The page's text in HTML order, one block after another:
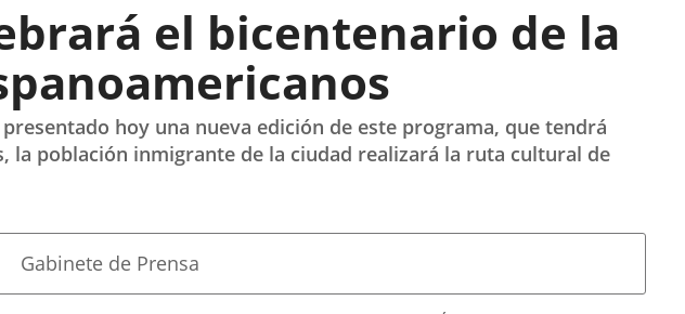
el bicentenario de la
hoy una nueva edición de este programa, que tendrá
la población inmigrante de la ciudad realizará la ruta cultural de
Fuente
la
Gabinete de Prensa